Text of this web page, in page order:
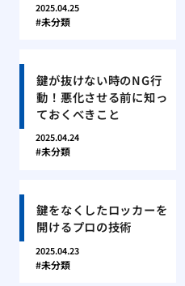
2025.04.25
未分類
鍵が抜けない時のNG行
動！悪化させる前に知っ
ておくべきこと
2025.04.24
未分類
鍵をなくしたロッカーを
開けるプロの技術
2025.04.23
未分類